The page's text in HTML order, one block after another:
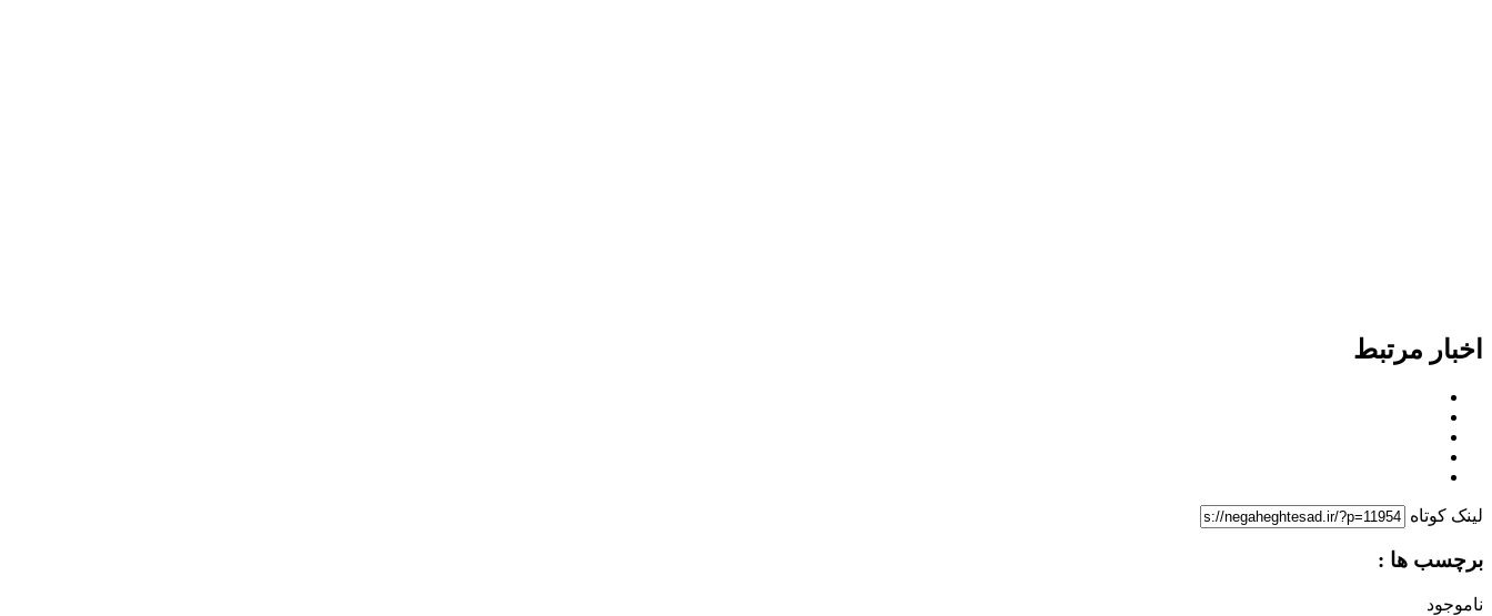
اخبار مرتبط
لینک کوتاه
برچسب ها :
ناموجود